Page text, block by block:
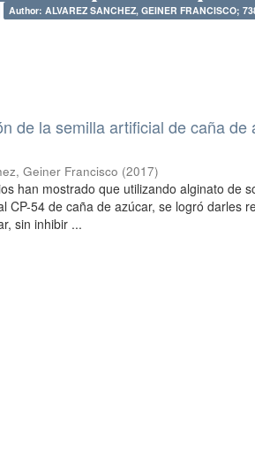
Author: ALVAREZ SANCHEZ, GEINER FRANCISCO;
de la semilla artificial de caña
Geiner Francisco (2017)
han mostrado que utilizando alginato de
CP-54 de caña de azúcar, se logró darles
sin inhibir ...